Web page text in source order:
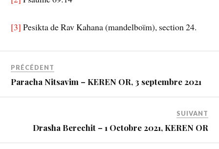
[3] Pesikta de Rav Kahana (mandelboïm), section 24.
PRÉCÉDENT
Paracha Nitsavim – KEREN OR, 3 septembre 2021
SUIVANT
Drasha Berechit – 1 Octobre 2021, KEREN OR